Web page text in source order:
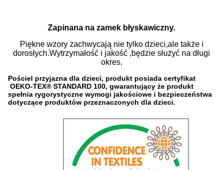
Zapinana na zamek błyskawiczny.
Piękne wzory zachwycają nie tylko dzieci,ale także i
dorosłych.Wytrzymałość i jakość ,będzie służyć na długi
okres.
Pościel przyjazna dla dzieci, produkt posiada certyfikat
OEKO-TEX® STANDARD 100, gwarantujący że produkt
spełnia rygorystyczne wymogi jakościowe i bezpieczeństwa
dotyczące produktów przeznaczonych dla dzieci.